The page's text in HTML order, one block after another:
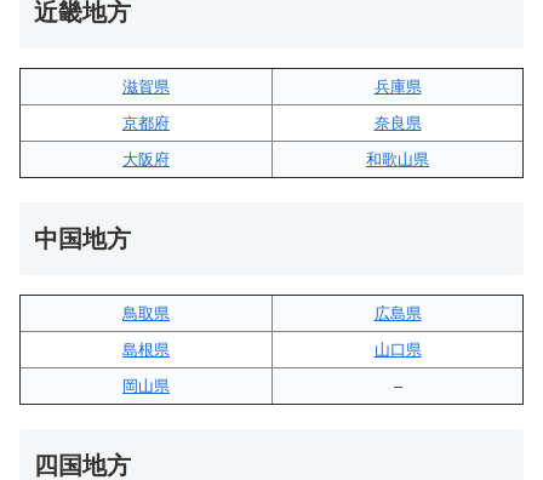
近畿地方
滋賀県
兵庫県
京都府
奈良県
大阪府
和歌山県
中国地方
鳥取県
広島県
島根県
山口県
岡山県
–
四国地方